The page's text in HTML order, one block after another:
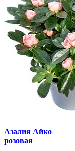
Азалия Айко
розовая